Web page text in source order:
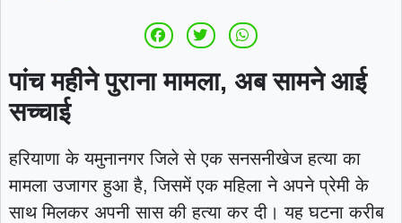
पांच महीने पुराना मामला, अब सामने आई
सच्चाई
हरियाणा के यमुनानगर जिले से एक सनसनीखेज हत्या का
मामला उजागर हुआ है, जिसमें एक महिला ने अपने प्रेमी के
साथ मिलकर अपनी सास की हत्या कर दी। यह घटना करीब